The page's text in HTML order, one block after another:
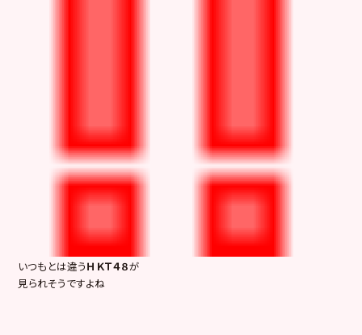
いつもとは違うＨＫＴ４８が
見られそうですよね